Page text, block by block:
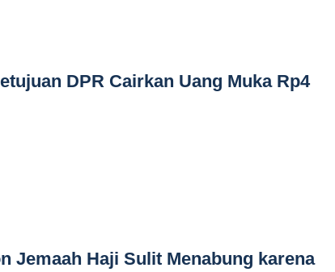
DPR Cairkan Uang Muka Rp4
Jemaah Haji Sulit Menabung karena